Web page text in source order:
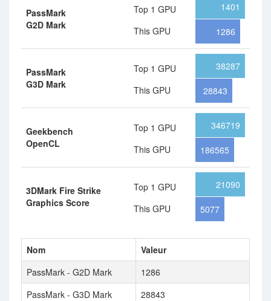
PassMark
G2D Mark
Top 1 GPU
This GPU
1401
1286
PassMark
G3D Mark
Top 1 GPU
This GPU
38287
28843
Geekbench
OpenCL
Top 1 GPU
This GPU
346719
186565
3DMark Fire Strike
Graphics Score
Top 1 GPU
This GPU
21090
5077
Nom
Valeur
PassMark - G2D Mark
1286
PassMark - G3D Mark
28843